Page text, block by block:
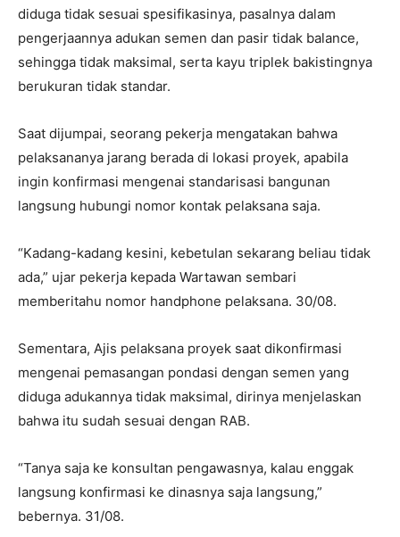
diduga tidak sesuai spesifikasinya, pasalnya dalam
pengerjaannya adukan semen dan pasir tidak balance,
sehingga tidak maksimal, serta kayu triplek bakistingnya
berukuran tidak standar.
Saat dijumpai, seorang pekerja mengatakan bahwa
pelaksananya jarang berada di lokasi proyek, apabila
ingin konfirmasi mengenai standarisasi bangunan
langsung hubungi nomor kontak pelaksana saja.
“Kadang-kadang kesini, kebetulan sekarang beliau tidak
ada,” ujar pekerja kepada Wartawan sembari
memberitahu nomor handphone pelaksana. 30/08.
Sementara, Ajis pelaksana proyek saat dikonfirmasi
mengenai pemasangan pondasi dengan semen yang
diduga adukannya tidak maksimal, dirinya menjelaskan
bahwa itu sudah sesuai dengan RAB.
“Tanya saja ke konsultan pengawasnya, kalau enggak
langsung konfirmasi ke dinasnya saja langsung,”
bebernya. 31/08.